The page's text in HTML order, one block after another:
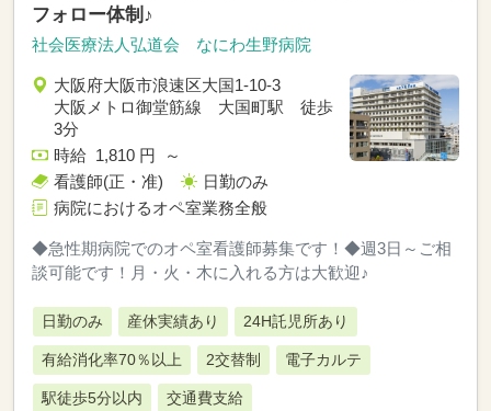
フォロー体制♪
社会医療法人弘道会 なにわ生野病院
大阪府大阪市浪速区大国1-10-3
大阪メトロ御堂筋線 大国町駅 徒歩
3分
時給 1,810 円 ～
看護師(正・准)
日勤のみ
病院におけるオペ室業務全般
◆急性期病院でのオペ室看護師募集です！◆週3日～ご相
談可能です！月・火・木に入れる方は大歓迎♪
日勤のみ 産休実績あり 24H託児所あり
有給消化率70％以上 2交替制 電子カルテ
駅徒歩5分以内 交通費支給